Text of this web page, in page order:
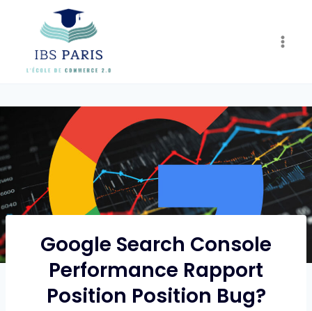
content
Google Search Console
Performance Rapport
Position Position Bug?